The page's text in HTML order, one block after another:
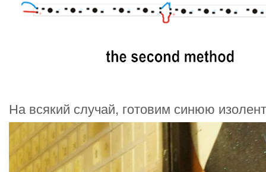
На всякий случай, готовим синюю